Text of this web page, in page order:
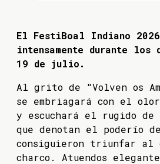
El FestiBoal Indiano
intensamente durante
19 de julio.
Al grito de "Volven os
se embriagará con el
y escuchará el rugido de
que denotan el poderío
consiguieron triunfar al
charco. Atuendos